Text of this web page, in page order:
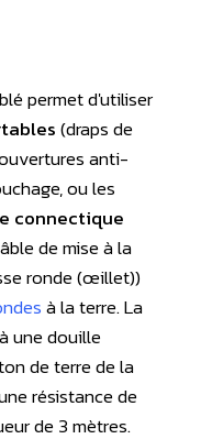
permet d'utiliser
(draps de
anti-
ou les
connectique
de mise à la
ronde (œillet))
à la terre. La
une douille
de terre de la
résistance de
de 3 mètres.